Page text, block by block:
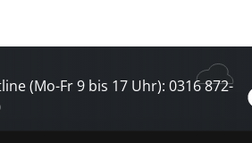
(Mo-Fr 9 bis 17 Uhr): 0316 872-